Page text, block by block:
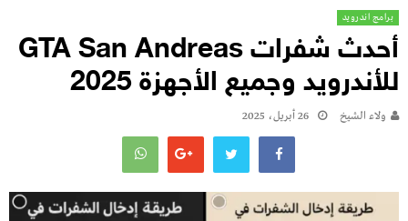
برامج اندرويد
أحدث شفرات GTA San Andreas
للأندرويد وجميع الأجهزة 2025
ولاء الشيخ 26 أبريل، 2025